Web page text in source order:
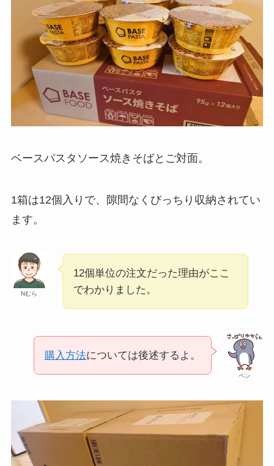
ベースパスタソース焼きそばとご対面。
1箱は12個入りで、隙間なくびっちり収納されてい
ます。
Nむら
12個単位の注文だった理由がここ
でわかりました。
ペン
購入方法については後述するよ。